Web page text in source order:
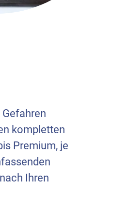
kompletten
Premium, je
Ihren